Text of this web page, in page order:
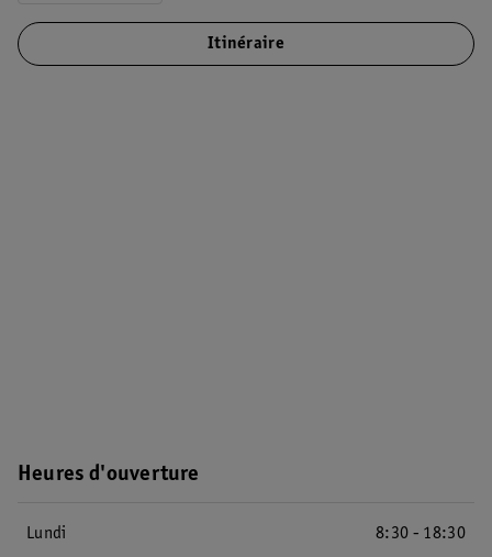
Itinéraire
Heures d'ouverture
Lundi
8:30 - 18:30